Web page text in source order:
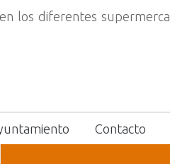
los diferentes
Contacto